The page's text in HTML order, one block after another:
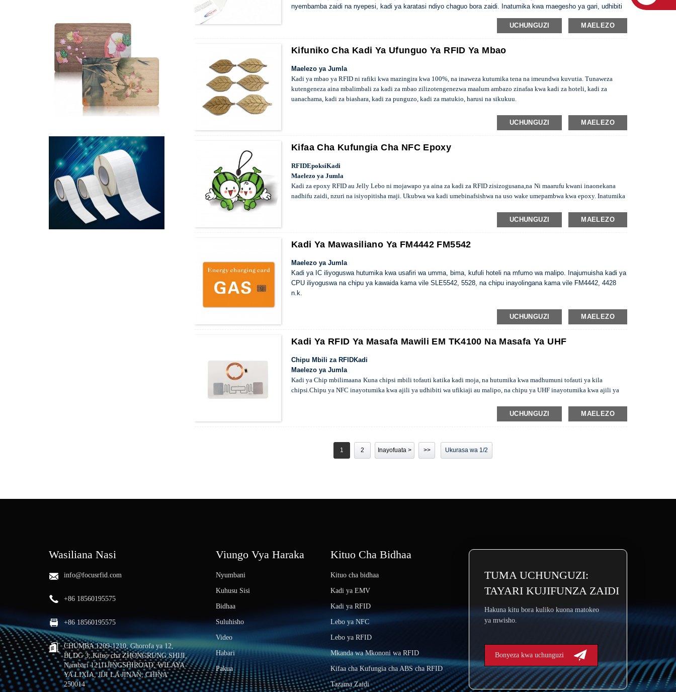
nyembamba zaidi na nyepesi, kadi ya karatasi ndiyo chaguo bora zaidi. Inatumika kwa maegesho ya gari, udhibiti
UCHUNGUZI
MAELEZO
Kifuniko Cha Kadi Ya Ufunguo Ya RFID Ya Mbao
Maelezo ya Jumla
Kadi ya mbao ya RFID ni rafiki kwa mazingira kwa 100%, na inaweza kutumika tena na imeundwa kuvutia. Tunaweza
kutengeneza aina mbalimbali za kadi za mbao zilizotengenezwa maalum ambazo zinafaa kwa kadi za hoteli, kadi za
uanachama, kadi za biashara, kadi za punguzo, kadi za matukio, harusi na sikukuu.
UCHUNGUZI MAELEZO
Kifaa Cha Kufungia Cha NFC Epoxy
RFIDEpoksiKadi
Maelezo ya Jumla
Kadi za epoxy RFID au Jelly Lebo ni mojawapo ya aina za kadi za RFID zisizogusana, na Ni maarufu kwani inaonekana
nadhifu zaidi, nzuri na isiyopitisha maji. Ukubwa wa kadi umebinafsishwa na uso wake umepambwa kwa epoxy. Inatumika
UCHUNGUZI
MAELEZO
Kadi Ya Mawasiliano Ya FM4442 FM5542
Maelezo ya Jumla
Kadi ya IC iliyoguswa hutumika kwa usafiri wa umma, bima, kufuli hoteli na mfumo wa malipo. Inajumuisha kadi ya
CPU iliyoguswa na chipu ya kawaida kama vile SLE5542, 5528, na chipu inayolingana kama vile FM4442, 4428
n.k.
UCHUNGUZI MAELEZO
Kadi Ya RFID Ya Masafa Mawili EM TK4100 Na Masafa Ya UHF
Chipu Mbili za RFIDKadi
Maelezo ya Jumla
Kadi ya Chip mbilimaana Kuna chipsi mbili tofauti katika kadi moja, na hutumika kwa madhumuni tofauti ya kila
chipsi. Chipu ya NFC inayotumika kwa ajili ya udhibiti wa ufikiaji au malipo, na chipu ya UHF inayotumika kwa ajili ya
UCHUNGUZI MAELEZO
1 2 Inayofuata > >> Ukurasa wa 1/2
Wasiliana Nasi
info@focusrfid.com
+86 18560195575
+86 18560195575
CHUMBA 1209-1210, Ghorofa ya 12,
BLDG 3, Kituo cha ZHONGRUNG SHIJI,
Nambari 12111JINGSHIROAD, WILAYA
YA LIXIA, JIJI LA JINAN, CHINA
250014
Viungo Vya Haraka
Nyumbani
Kuhusu Sisi
Bidhaa
Suluhisho
Video
Habari
Pakua
Kituo Cha Bidhaa
Kituo cha bidhaa
Kadi ya EMV
Kadi ya RFID
Lebo ya NFC
Lebo ya RFID
Mkanda wa Mkononi wa RFID
Kifaa cha Kufungia cha ABS cha RFID
Tazama Zaidi
TUMA UCHUNGUZI:
TAYARI KUJIFUNZA ZAIDI
Hakuna kitu bora kuliko kuona matokeo
ya mwisho.
Bonyeza kwa uchunguzi